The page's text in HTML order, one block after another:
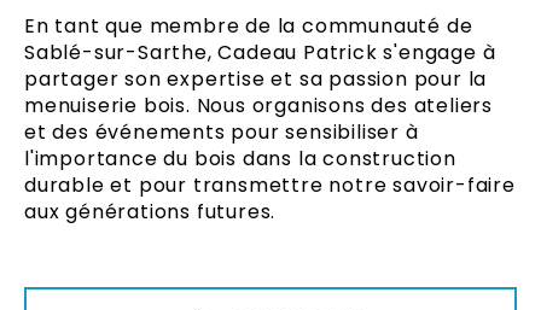
En tant que membre de la communauté de
Sablé-sur-Sarthe, Cadeau Patrick s'engage à
partager son expertise et sa passion pour la
menuiserie bois. Nous organisons des ateliers
et des événements pour sensibiliser à
l'importance du bois dans la construction
durable et pour transmettre notre savoir-faire
aux générations futures.